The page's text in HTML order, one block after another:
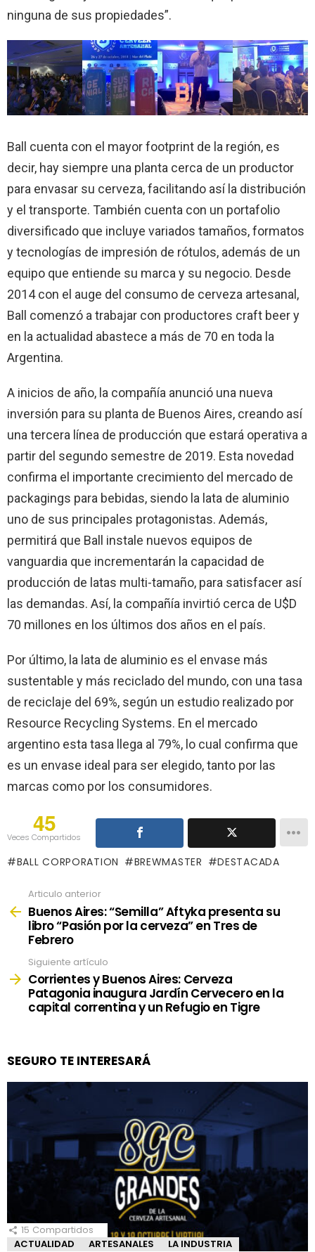
ninguna de sus propiedades”.
Ball cuenta con el mayor footprint de la región, es
decir, hay siempre una planta cerca de un productor
para envasar su cerveza, facilitando así la distribución
y el transporte. También cuenta con un portafolio
diversificado que incluye variados tamaños, formatos
y tecnologías de impresión de rótulos, además de un
equipo que entiende su marca y su negocio. Desde
2014 con el auge del consumo de cerveza artesanal,
Ball comenzó a trabajar con productores craft beer y
en la actualidad abastece a más de 70 en toda la
Argentina.
A inicios de año, la compañía anunció una nueva
inversión para su planta de Buenos Aires, creando así
una tercera línea de producción que estará operativa a
partir del segundo semestre de 2019. Esta novedad
confirma el importante crecimiento del mercado de
packagings para bebidas, siendo la lata de aluminio
uno de sus principales protagonistas. Además,
permitirá que Ball instale nuevos equipos de
vanguardia que incrementarán la capacidad de
producción de latas multi-tamaño, para satisfacer así
las demandas. Así, la compañía invirtió cerca de U$D
70 millones en los últimos dos años en el país.
Por último, la lata de aluminio es el envase más
sustentable y más reciclado del mundo, con una tasa
de reciclaje del 69%, según un estudio realizado por
Resource Recycling Systems. En el mercado
argentino esta tasa llega al 79%, lo cual confirma que
es un envase ideal para ser elegido, tanto por las
marcas como por los consumidores.
45
Veces Compartidos
BALL CORPORATION BREWMASTER DESTACADA
more
Articulo anterior
Buenos Aires: “Semilla” Aftyka presenta su
libro “Pasión por la cerveza” en Tres de
Febrero
Siguiente artículo
Corrientes y Buenos Aires: Cerveza
Patagonia inaugura Jardín Cervecero en la
capital correntina y un Refugio en Tigre
SEGURO TE INTERESARÁ
15 Compartidos
ACTUALIDAD
ARTESANALES LA INDUSTRIA